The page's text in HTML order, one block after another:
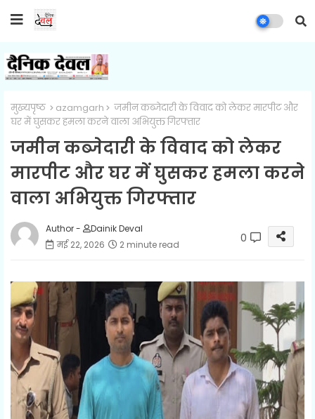
मुख्यपृष्ठ azamgarh
जमीन कब्जेदारी के विवाद को लेकर मारपीट और
घर में घुसकर हमला करने वाला अभियुक्त गिरफ्तार
जमीन कब्जेदारी के विवाद को लेकर
मारपीट और घर में घुसकर हमला करने
वाला अभियुक्त गिरफ्तार
Author -
Dainik Deval
मई 22, 2026
2 minute read 0